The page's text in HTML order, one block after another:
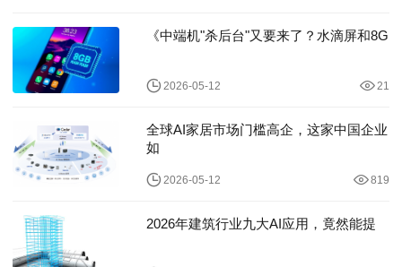
《中端机"杀后台"又要来了？水滴屏和8G
2026-05-12 21
全球AI家居市场门槛高企，这家中国企业
如
2026-05-12 819
2026年建筑行业九大AI应用，竟然能提